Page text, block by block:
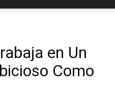
de
en Un
Como